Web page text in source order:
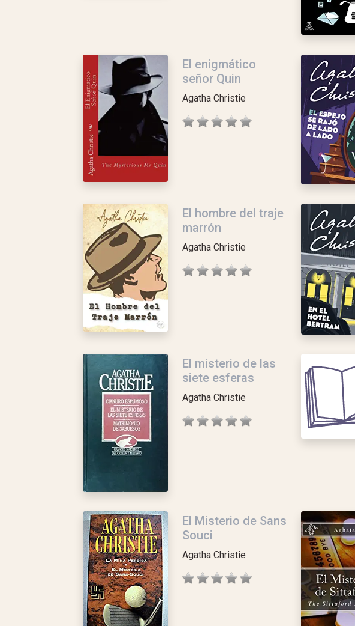
El enigmático
señor Quin
Agatha Christie
El hombre del traje
marrón
Agatha Christie
El misterio de las
siete esferas
Agatha Christie
El Misterio de Sans
Souci
Agatha Christie